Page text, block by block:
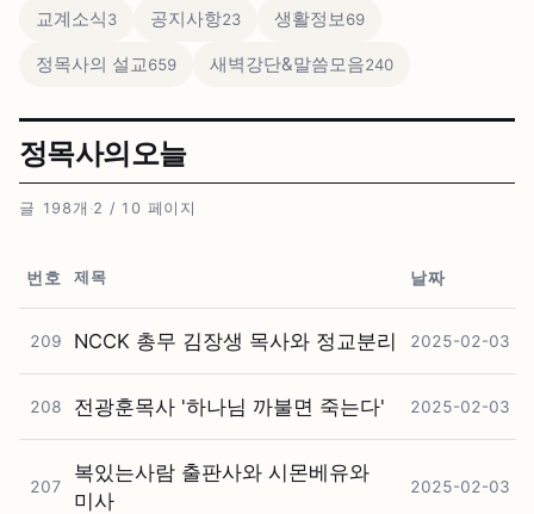
교계소식3 공지사항23 생활정보69
정목사의 설교659 새벽강단&말씀모음240
정목사의오늘
글 198개 ·2 / 10 페이지
번호 제목 날짜
209 NCCK 총무 김장생 목사와 정교분리 2025-02-03
208 전광훈목사 '하나님 까불면 죽는다' 2025-02-03
207
복있는사람 출판사와 시몬베유와
미사
2025-02-03